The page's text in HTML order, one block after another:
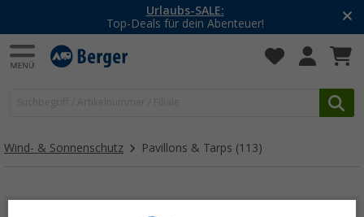
-20% auf Kleidung und Schuhe
Mit dem Aktionscode20SSV
Wind- & Sonnenschutz Pavillons & Tarps (113)